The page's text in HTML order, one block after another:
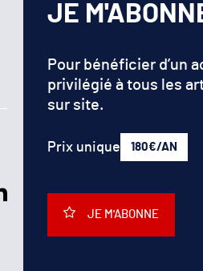
JE
Pour bénéficier d’un
privilégié à tous les
sur site.
Prix unique 180€/AN
JE M'ABONNE